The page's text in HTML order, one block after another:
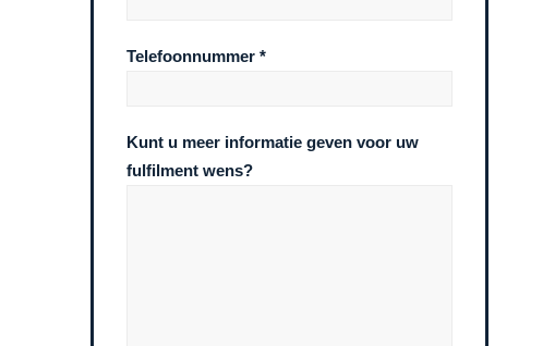
Telefoonnummer *
Kunt u meer informatie geven voor uw
fulfilment wens?